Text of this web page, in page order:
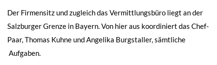
Der Firmensitz und zugleich das Vermittlungsbüro liegt an der
Salzburger Grenze in Bayern. Von hier aus koordiniert das Chef-
Paar, Thomas Kuhne und Angelika Burgstaller, sämtliche
Aufgaben.